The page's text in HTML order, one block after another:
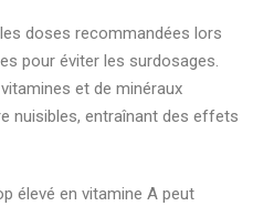
doses recommandées lors
pour éviter les surdosages.
et de minéraux
nuisibles, entraînant des effets
élevé en vitamine A peut